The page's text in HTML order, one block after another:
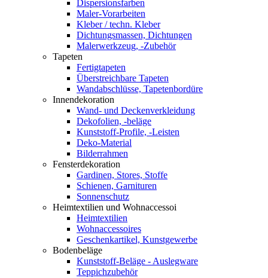
Dispersionsfarben
Maler-Vorarbeiten
Kleber / techn. Kleber
Dichtungsmassen, Dichtungen
Malerwerkzeug, -Zubehör
Tapeten
Fertigtapeten
Überstreichbare Tapeten
Wandabschlüsse, Tapetenbordüre
Innendekoration
Wand- und Deckenverkleidung
Dekofolien, -beläge
Kunststoff-Profile, -Leisten
Deko-Material
Bilderrahmen
Fensterdekoration
Gardinen, Stores, Stoffe
Schienen, Garnituren
Sonnenschutz
Heimtextilien und Wohnaccessoi
Heimtextilien
Wohnaccessoires
Geschenkartikel, Kunstgewerbe
Bodenbeläge
Kunststoff-Beläge - Auslegware
Teppichzubehör